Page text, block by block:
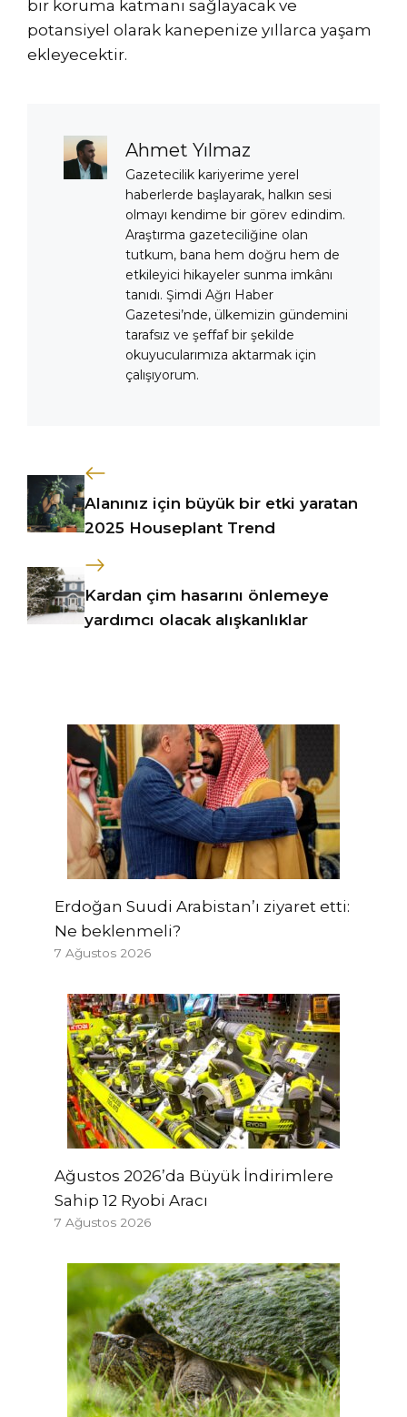
bir koruma katmanı sağlayacak ve
potansiyel olarak kanepenize yıllarca yaşam
ekleyecektir.
Ahmet Yılmaz
Gazetecilik kariyerime yerel
haberlerde başlayarak, halkın sesi
olmayı kendime bir görev edindim.
Araştırma gazeteciliğine olan
tutkum, bana hem doğru hem de
etkileyici hikayeler sunma imkânı
tanıdı. Şimdi Ağrı Haber
Gazetesi’nde, ülkemizin gündemini
tarafsız ve şeffaf bir şekilde
okuyucularımıza aktarmak için
çalışıyorum.
Alanınız için büyük bir etki yaratan
2025 Houseplant Trend
Kardan çim hasarını önlemeye
yardımcı olacak alışkanlıklar
Erdoğan Suudi Arabistan’ı ziyaret etti:
Ne beklenmeli?
7 Ağustos 2026
Ağustos 2026’da Büyük İndirimlere
Sahip 12 Ryobi Aracı
7 Ağustos 2026